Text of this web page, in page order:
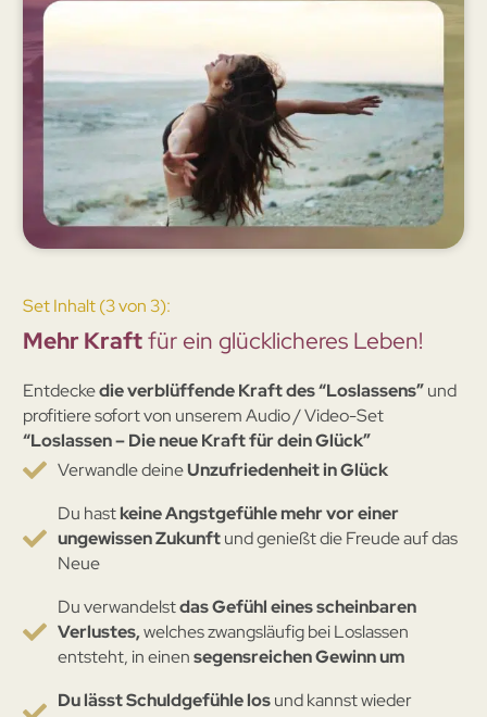
Set Inhalt (3 von 3):
Mehr Kraftfür ein glücklicheres Leben!
Entdeckedie verblüffende Kraft des “Loslassens”und
profitiere sofort von unserem Audio / Video-Set
“Loslassen – Die neue Kraft für dein Glück”
Verwandle deineUnzufriedenheit in Glück
Du hastkeine Angstgefühle mehr vor einer
ungewissen Zukunftund genießt die Freude auf das
Neue
Du verwandelstdas Gefühl eines scheinbaren
Verlustes,welches zwangsläufig bei Loslassen
entsteht, in einensegensreichen Gewinn um
Du lässt Schuldgefühle losund kannst wieder